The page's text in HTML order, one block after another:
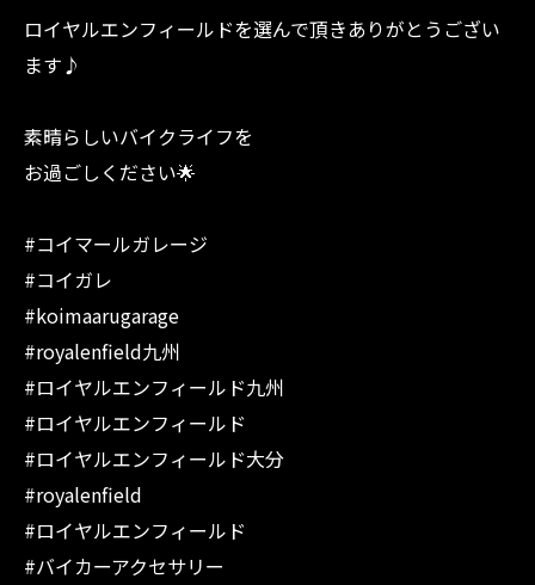
ロイヤルエンフィールドを選んで頂きありがとうござい
ます♪
素晴らしいバイクライフを
お過ごしください🌟
#コイマールガレージ
#コイガレ
#koimaarugarage
#royalenfield九州
#ロイヤルエンフィールド九州
#ロイヤルエンフィールド
#ロイヤルエンフィールド大分
#royalenfield
#ロイヤルエンフィールド
#バイカーアクセサリー